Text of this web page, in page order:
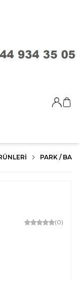
Giriş
PARK /
(0)